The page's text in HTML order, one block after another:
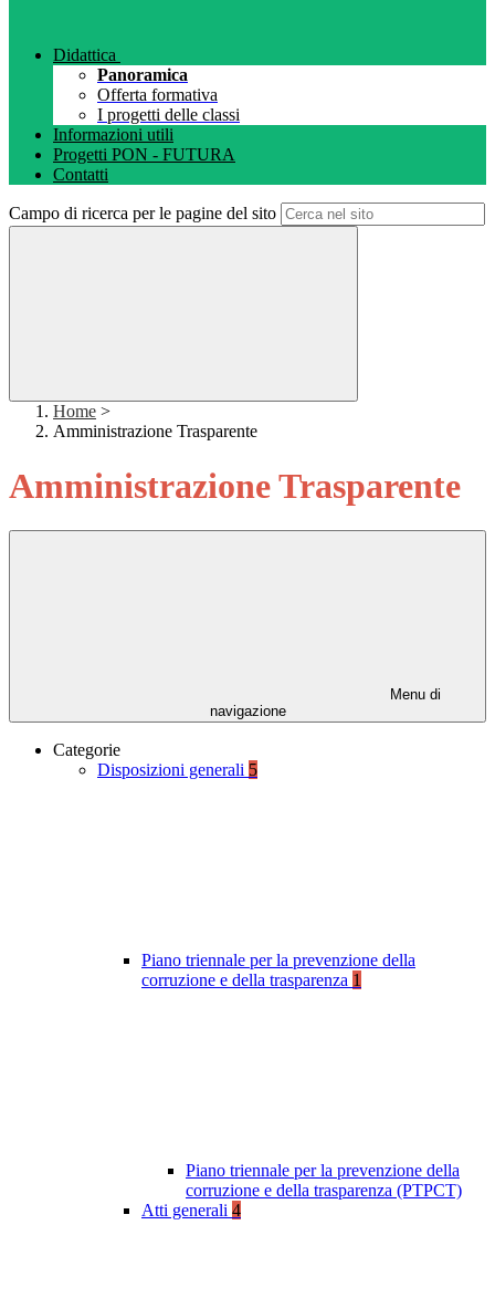
Didattica
Panoramica
Offerta formativa
I progetti delle classi
Informazioni utili
Progetti PON - FUTURA
Contatti
Campo di ricerca per le pagine del sito
Home >
Amministrazione Trasparente
Amministrazione Trasparente
Menu di
navigazione
Categorie
Disposizioni generali 5
Piano triennale per la prevenzione della
corruzione e della trasparenza 1
Piano triennale per la prevenzione della
corruzione e della trasparenza (PTPCT)
Atti generali 4